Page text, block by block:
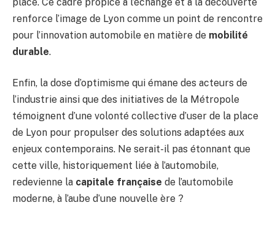
renforce l’image de Lyon comme un point de rencontre
pour l’innovation automobile en matière de mobilité
durable.
Enfin, la dose d’optimisme qui émane des acteurs de
l’industrie ainsi que des initiatives de la Métropole
témoignent d’une volonté collective d’user de la place
de Lyon pour propulser des solutions adaptées aux
enjeux contemporains. Ne serait-il pas étonnant que
cette ville, historiquement liée à l’automobile,
redevienne la capitale française de l’automobile
moderne, à l’aube d’une nouvelle ère ?